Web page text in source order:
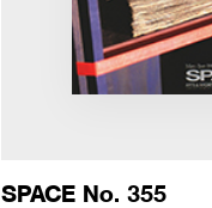
SPACE No. 355